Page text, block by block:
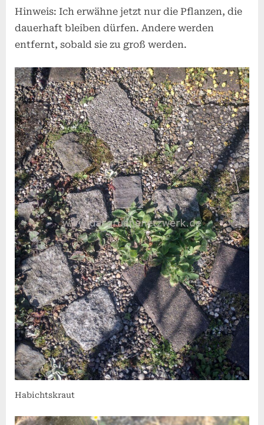
Hinweis: Ich erwähne jetzt nur die Pflanzen, die
dauerhaft bleiben dürfen. Andere werden
entfernt, sobald sie zu groß werden.
Habichtskraut